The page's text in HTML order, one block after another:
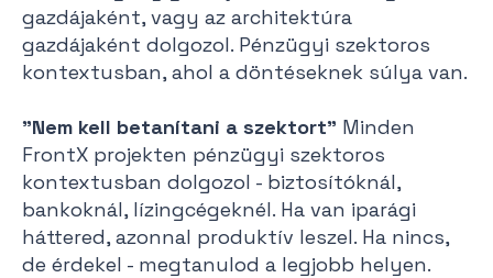
gazdájaként, vagy az architektúra
gazdájaként dolgozol. Pénzügyi szektoros
kontextusban, ahol a döntéseknek súlya van.
"Nem kell betanítani a szektort" Minden
FrontX projekten pénzügyi szektoros
kontextusban dolgozol - biztosítóknál,
bankoknál, lízingcégeknél. Ha van iparági
háttered, azonnal produktív leszel. Ha nincs,
de érdekel - megtanulod a legjobb helyen.